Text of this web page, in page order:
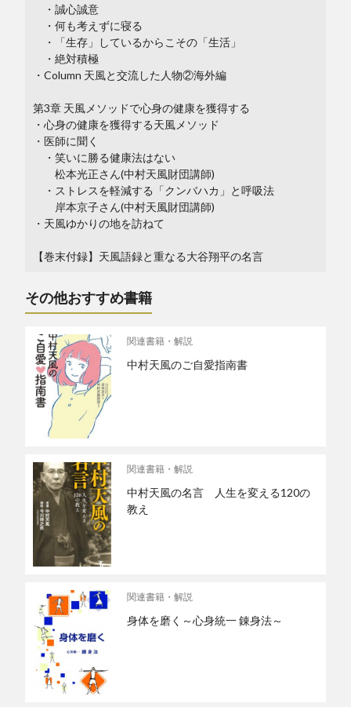
・誠心誠意
・何も考えずに寝る
・「生存」しているからこその「生活」
・絶対積極
・Column 天風と交流した人物②海外編
第3章 天風メソッドで心身の健康を獲得する
・心身の健康を獲得する天風メソッド
・医師に聞く
・笑いに勝る健康法はない
松本光正さん(中村天風財団講師)
・ストレスを軽減する「クンバハカ」と呼吸法
岸本京子さん(中村天風財団講師)
・天風ゆかりの地を訪ねて
【巻末付録】天風語録と重なる大谷翔平の名言
その他おすすめ書籍
関連書籍・解説
中村天風のご自愛指南書
関連書籍・解説
中村天風の名言 人生を変える120の
教え
関連書籍・解説
身体を磨く～心身統一 錬身法～